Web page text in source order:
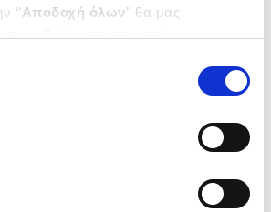
‘’Αποδοχή όλων’’ θα μας
επιλέξετε από τα παρακάτω με την
΄΄και να ενημερωθείτε σχετικά με